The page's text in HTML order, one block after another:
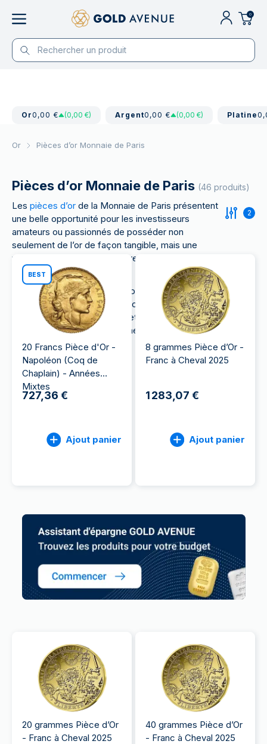
0
Or0,00 € (0,00 €) Argent0,00 € (0,00 €) Platine
Or Pièces d’or Monnaie de Paris
Pièces d’or Monnaie de Paris (46 produits)
Les pièces d’or de la Monnaie de Paris présentent
une belle opportunité pour les investisseurs
amateurs ou passionnés de posséder non
seulement de l’or de façon tangible, mais une
véritable représentation du prestige et de l’histoire
de France.
Découvrez nos différentes collections, apprenez
comment les acquérir et explorez l’histoire de la
Monnaie de Paris en France et saisissez
l’opportunité d’un investissement unique.
2
BEST
20 Francs Pièce d'Or -
Napoléon (Coq de
Chaplain) - Années
Mixtes
727,36 €
Ajout panier
8 grammes Pièce d’Or -
Franc à Cheval 2025
1 283,07 €
Ajout panier
20 grammes Pièce d’Or
- Franc à Cheval 2025
40 grammes Pièce d’Or
- Franc à Cheval 2025